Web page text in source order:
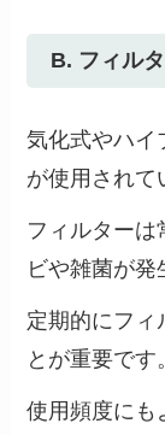
B. フィル
気化式やハイ
が使用されて
フィルターは
ビや雑菌が発
定期的にフィ
とが重要です
使用頻度にも